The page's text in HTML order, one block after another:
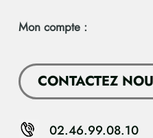
Mon compte :
CONTACTEZ
02.46.99.08.10